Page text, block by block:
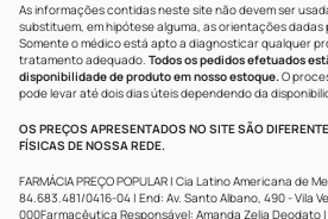
As informações contidas neste site não devem ser
substituem, em hipótese alguma, as orientações
Somente o médico está apto a diagnosticar qualquer
tratamento adequado. Todos os pedidos efetuados
disponibilidade de produto em nosso estoque.O
pode levar até dois dias úteis dependendo da
OS PREÇOS APRESENTADOS NO SITE SÃO
FÍSICAS DE NOSSA REDE.
FARMÁCIA PREÇO POPULAR | Cia Latino Americana de
84.683.481/0416-04 | End: Av. Santo Albano, 490 - Vila
000Farmacêutica Responsável: Amanda Zelia Deodato |